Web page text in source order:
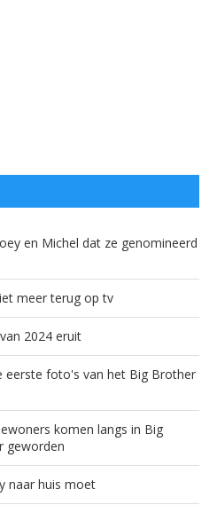
en Michel dat ze genomineerd
meer terug op tv
2024 eruit
eerste foto's van het Big Brother
komen langs in Big
geworden
naar huis moet